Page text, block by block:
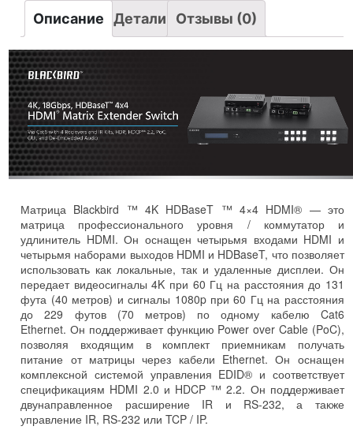
Описание Детали Отзывы (0)
Матрица Blackbird ™ 4K HDBaseT ™ 4×4 HDMI® — это
матрица профессионального уровня / коммутатор и
удлинитель HDMI. Он оснащен четырьмя входами HDMI и
четырьмя наборами выходов HDMI и HDBaseT, что позволяет
использовать как локальные, так и удаленные дисплеи. Он
передает видеосигналы 4K при 60 Гц на расстояния до 131
фута (40 метров) и сигналы 1080p при 60 Гц на расстояния
до 229 футов (70 метров) по одному кабелю Cat6
Ethernet. Он поддерживает функцию Power over Cable (PoC),
позволяя входящим в комплект приемникам получать
питание от матрицы через кабели Ethernet. Он оснащен
комплексной системой управления EDID® и соответствует
спецификациям HDMI 2.0 и HDCP ™ 2.2. Он поддерживает
двунаправленное расширение IR и RS-232, а также
управление IR, RS-232 или TCP / IP.